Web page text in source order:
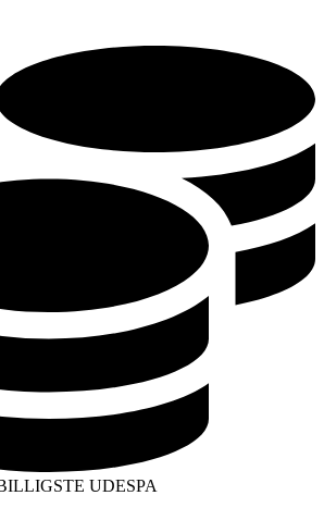
UDESPA